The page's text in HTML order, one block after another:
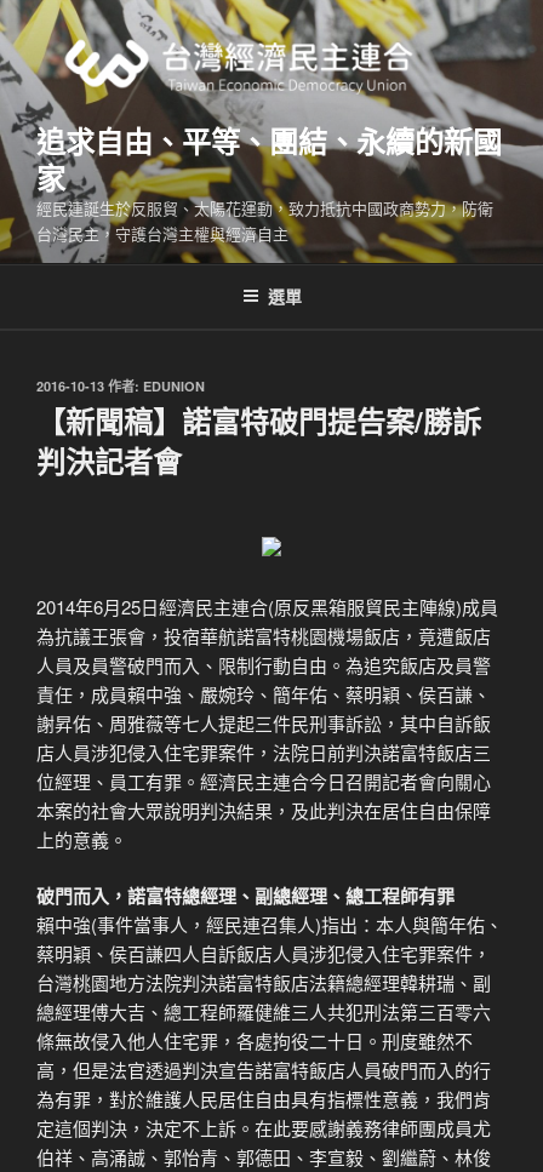
跳
至
主
內
容
追求自由、平等、團結、永續的新國
家
經民連誕生於反服貿、太陽花運動，致力抵抗中國政商勢力，防衛
台灣民主，守護台灣主權與經濟自主
選單
發
2016-10-13 作者: EDUNION
【新聞稿】諾富特破門提告案/勝訴
判決記者會
2014年6月25日經濟民主連合(原反黑箱服貿民主陣線)成員
為抗議王張會，投宿華航諾富特桃園機場飯店，竟遭飯店
人員及員警破門而入、限制行動自由。為追究飯店及員警
責任，成員賴中強、嚴婉玲、簡年佑、蔡明穎、侯百謙、
謝昇佑、周雅薇等七人提起三件民刑事訴訟，其中自訴飯
店人員涉犯侵入住宅罪案件，法院日前判決諾富特飯店三
位經理、員工有罪。經濟民主連合今日召開記者會向關心
本案的社會大眾說明判決結果，及此判決在居住自由保障
上的意義。
破門而入，諾富特總經理、副總經理、總工程師有罪
賴中強(事件當事人，經民連召集人)指出：本人與簡年佑、
蔡明穎、侯百謙四人自訴飯店人員涉犯侵入住宅罪案件，
台灣桃園地方法院判決諾富特飯店法籍總經理韓耕瑞、副
總經理傅大吉、總工程師羅健維三人共犯刑法第三百零六
條無故侵入他人住宅罪，各處拘役二十日。刑度雖然不
高，但是法官透過判決宣告諾富特飯店人員破門而入的行
為有罪，對於維護人民居住自由具有指標性意義，我們肯
定這個判決，決定不上訴。在此要感謝義務律師團成員尤
伯祥、高涌誠、郭怡青、郭德田、李宣毅、劉繼蔚、林俊